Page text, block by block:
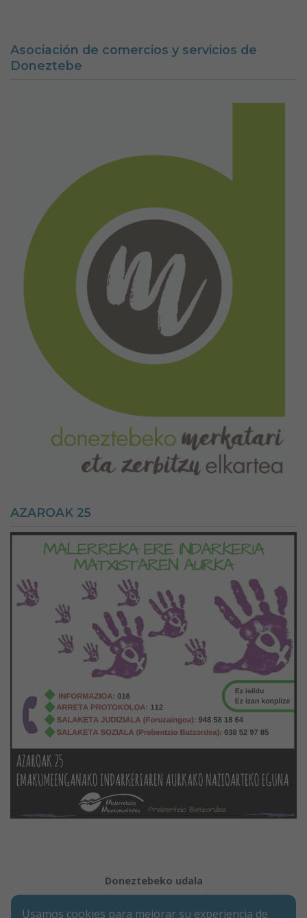
Asociación de comercios y servicios de
Doneztebe
AZAROAK 25
Doneztebeko udala
Aviso de privacidad
Usamos cookies para mejorar su experiencia de